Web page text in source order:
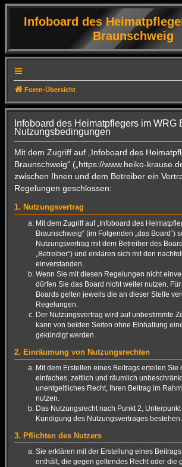
Infoboard des
Braunschweig
Foren-Übersicht
Infoboard des Heimatpflegers im WRG
Nutzungsbedingungen
Mit dem Zugriff auf „Infoboard des
Braunschweig“ („https://www.heiko-
zwischen Ihnen und dem Betreiber ein
Regelungen geschlossen:
1. Nutzungsvertrag
Mit dem Zugriff auf „Infoboard des
Braunschweig“ (im Folgenden „das Board“)
Nutzungsvertrag mit dem Betreiber des
„Betreiber“) und erklären sich mit den
einverstanden.
Wenn Sie mit diesen Regelungen nicht
dürfen Sie das Board nicht weiter nutzen.
Boards gelten jeweils die an dieser Stelle
Regelungen.
Der Nutzungsvertrag wird auf unbestimmte
kann von beiden Seiten ohne Einhaltung
gekündigt werden.
2. Einräumung von Nutzungsrechten
Mit dem Erstellen eines Beitrags erteilen Sie
einfaches, zeitlich und räumlich
unentgeltliches Recht, Ihren Beitrag im
nutzen.
Das Nutzungsrecht nach Punkt 2,
Kündigung des Nutzungsvertrages bestehen.
3. Pflichten des Nutzers
Sie erklären mit der Erstellung eines
enthält, die gegen geltendes Recht oder die